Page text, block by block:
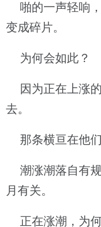
啪的一声轻响
变成碎片。
为何会如此？
因为正在上涨
去。
那条横亘在他们
潮涨潮落自有规
月有关。
正在涨潮，为何